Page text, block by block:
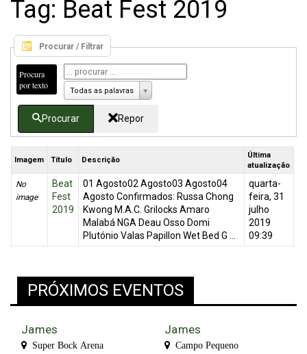
Tag: Beat Fest 2019
Procurar / Filtrar
Procura
por texto
Todas as palavras
Procurar Repor
Imagem Título Descrição
Última
atualização
No
image
Beat
Fest
2019
01 Agosto02 Agosto03 Agosto04
Agosto Confirmados: Russa Chong
Kwong M.A.C. Grilocks Amaro
Malabá NGA Deau Osso Domi
Plutónio Valas Papillon Wet Bed G ...
quarta-
feira, 31
julho
2019
09:39
PRÓXIMOS EVENTOS
James
Super Bock Arena
James
Campo Pequeno